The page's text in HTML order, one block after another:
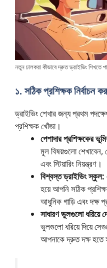
নতুন চালকরা কীভাবে দ্রুত ড্রাইভিং শিখতে
১. সঠিক প্রশিক্ষক নির্বাচন
ড্রাইভিং শেখার জন্য প্রথম
প্রশিক্ষক খোঁজা।
পেশাদার প্রশিক্ষকের
মূল বিষয়গুলো শেখাবেন,
এবং স্টিয়ারিং নিয়ন্ত্রণ।
বিশ্বস্ত ড্রাইভিং স্কুল:
হয়ে আপনি সঠিক
আধুনিক গাড়ি এবং দক্ষ
সাধারণ ভুলগুলো ধরিয়ে
ভুলগুলো ধরিয়ে দিয়ে
আপনাকে দ্রুত দক্ষ হতে